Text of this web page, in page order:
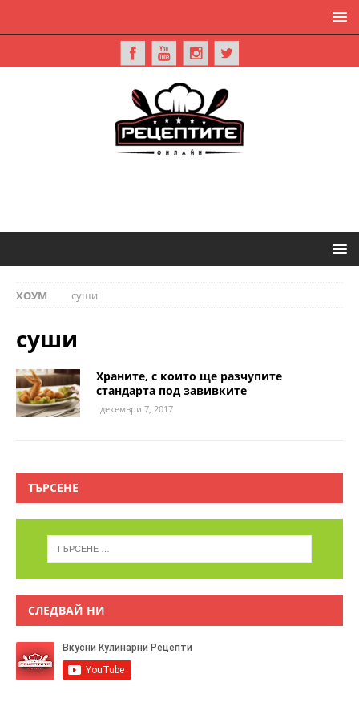
ХОУМ суши
суши
Храните, с които ще разчупите
стандарта под завивките
декември 7, 2017
ТЪРСЕНЕ
СЛЕДВАЙ НИ